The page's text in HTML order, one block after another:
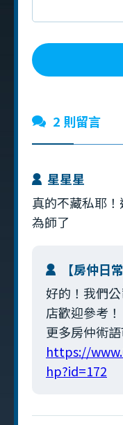
2 則留言
星星星
真的不藏私耶
為師了
【房仲日
好的！我們
店歡迎參考！
更多房仲術
https://
hp?id=172